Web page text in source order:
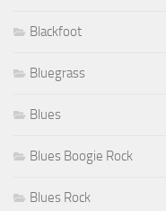
Blackfoot
Bluegrass
Blues
Blues Boogie Rock
Blues Rock